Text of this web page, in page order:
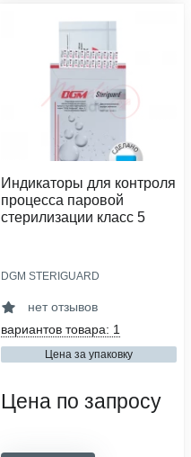
Индикаторы для контроля
процесса паровой
стерилизации класс 5
химический
5
вид упаковочного материала:
DGM STERIGUARD
нет отзывов
вариантов товара: 1
Цена за упаковку
Цена по запросу